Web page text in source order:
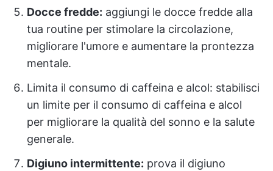
Docce fredde: aggiungi le docce fredde alla
tua routine per stimolare la circolazione,
migliorare l'umore e aumentare la prontezza
mentale.
Limita il consumo di caffeina e alcol: stabilisci
un limite per il consumo di caffeina e alcol
per migliorare la qualità del sonno e la salute
generale.
Digiuno intermittente: prova il digiuno